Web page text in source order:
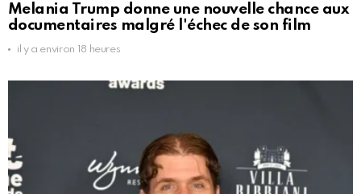
Melania Trump donne une nouvelle chance aux
documentaires malgré l'échec de son film
il y a environ 18 heures